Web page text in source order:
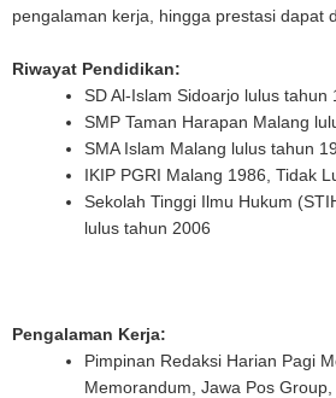
pengalaman kerja, hingga prestasi dapat
Riwayat Pendidikan:
SD Al-Islam Sidoarjo lulus tahun
SMP Taman Harapan Malang
SMA Islam Malang lulus tahun
IKIP PGRI Malang 1986, Tidak
Sekolah Tinggi Ilmu Hukum
lulus tahun 2006
Pengalaman Kerja:
Pimpinan Redaksi Harian Pagi
Memorandum, Jawa Pos